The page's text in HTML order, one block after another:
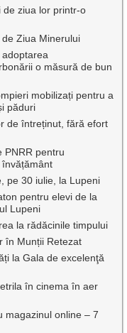
de ziua lor printr-o
Ziua Minerului
o măsură de bun
mobilizați pentru a
păduri
de întreținut, fără efort
PNRR pentru
pe 30 iulie, la Lupeni
pentru elevi de la
Lupeni
la rădăcinile timpului
în Munții Retezat
la Gala de excelenţă
în cinema în aer
magazinul online – 7